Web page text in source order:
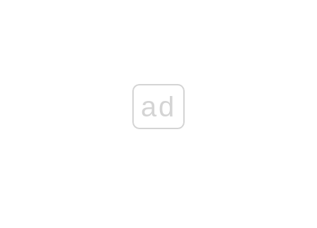
ad